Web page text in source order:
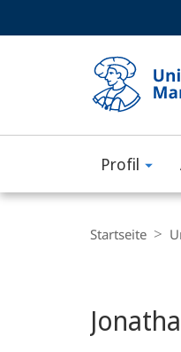
Profil
Navigation
Startseite